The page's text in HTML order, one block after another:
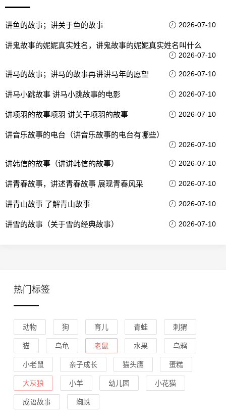
讲鱼的故事；讲关于鱼的故事 2026-07-10
讲鬼故事的妮妮真实姓名，讲鬼故事的妮妮真实姓名叫什么
2026-07-10
讲马的故事；讲马的故事再讲讲马年的愿望 2026-07-10
讲马小跳故事 讲马小跳故事的电影 2026-07-10
讲项羽的故事项羽 讲关于项羽的故事 2026-07-10
讲音乐故事的电台（讲音乐故事的电台有哪些）
2026-07-10
讲韩信的故事（讲讲韩信的故事） 2026-07-10
讲青春故事，讲述青春故事 展现青春风采 2026-07-10
讲青山故事 了解青山故事 2026-07-10
讲雪的故事（关于雪的经典故事） 2026-07-10
热门标签
动物 狗 育儿 青蛙 刺猬
猫 乌龟 老鼠 水果 乌鸦
小老鼠 亲子成长 猫头鹰 蛋糕
大灰狼 小羊 幼儿园 小花猫
成语故事 蜘蛛